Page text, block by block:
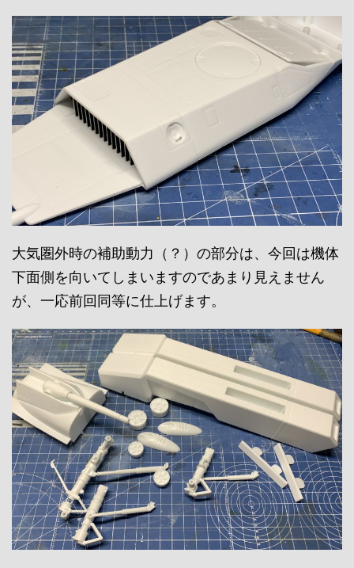
大気圏外時の補助動力（？）の部分は、今回は機体
下面側を向いてしまいますのであまり見えません
が、一応前回同等に仕上げます。